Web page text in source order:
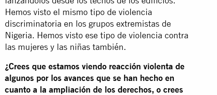
Hemos visto el mismo tipo de violencia
discriminatoria en los grupos extremistas de
Nigeria. Hemos visto ese tipo de violencia contra
las mujeres y las niñas también.
¿Crees que estamos viendo reacción violenta de
algunos por los avances que se han hecho en
cuanto a la ampliación de los derechos, o crees